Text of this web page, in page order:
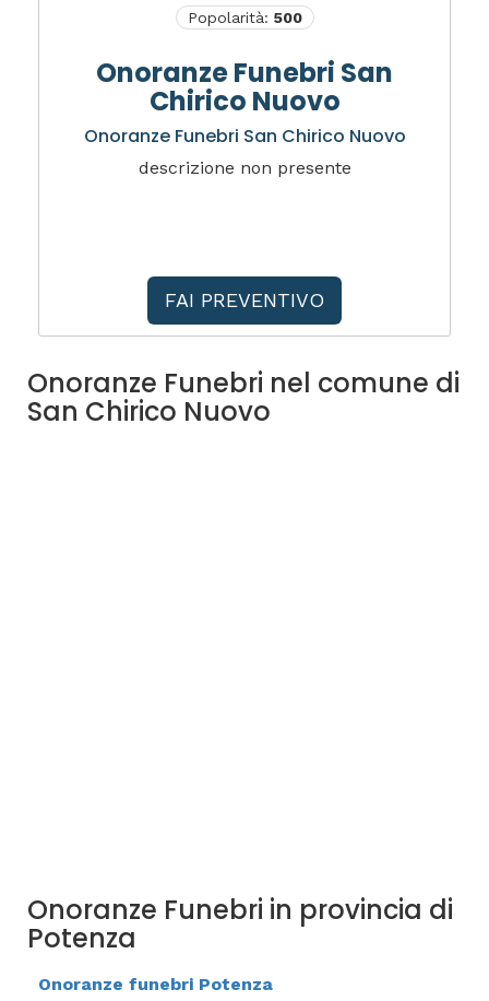
Popolarità: 500
Onoranze Funebri San
Chirico Nuovo
Onoranze Funebri San Chirico Nuovo
descrizione non presente
FAI PREVENTIVO
Onoranze Funebri nel comune di
San Chirico Nuovo
Onoranze Funebri in provincia di
Potenza
Onoranze funebri Potenza